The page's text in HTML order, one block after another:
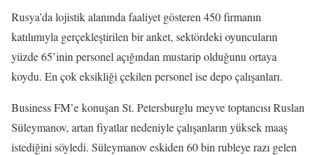
Rusya’da lojistik alanında faaliyet gösteren 450 firmanın
katılımıyla gerçekleştirilen bir anket, sektördeki oyuncuların
yüzde 65’inin personel açığından mustarip olduğunu ortaya
koydu. En çok eksikliği çekilen personel ise depo çalışanları.
Business FM’e konuşan St. Petersburglu meyve toptancısı Ruslan
Süleymanov, artan fiyatlar nedeniyle çalışanların yüksek maaş
istediğini söyledi. Süleymanov eskiden 60 bin rubleye razı gelen